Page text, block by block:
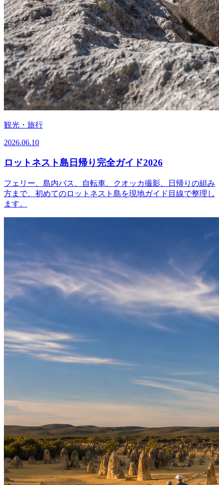
観光・旅行
2026.06.10
ロットネスト島日帰り完全ガイド2026
フェリー、島内バス、自転車、クオッカ撮影、日帰りの組み
方まで、初めてのロットネスト島を現地ガイド目線で整理し
ます。